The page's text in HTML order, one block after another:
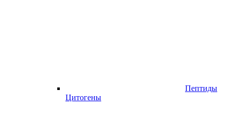
Пептиды
Цитогены